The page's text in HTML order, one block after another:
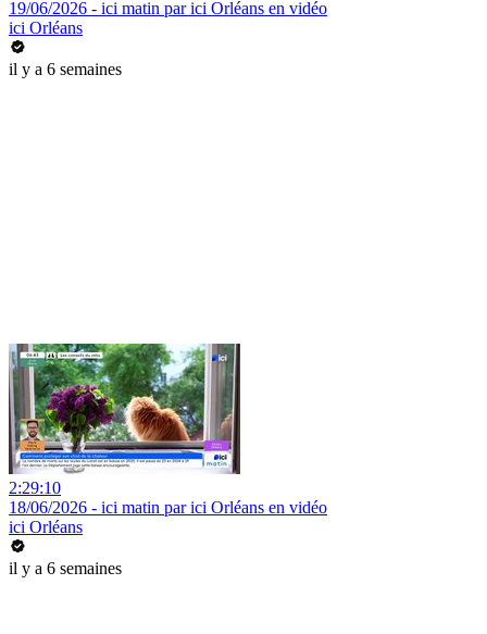
19/06/2026 - ici matin par ici Orléans en vidéo
ici Orléans
il y a 6 semaines
2:29:10
18/06/2026 - ici matin par ici Orléans en vidéo
ici Orléans
il y a 6 semaines